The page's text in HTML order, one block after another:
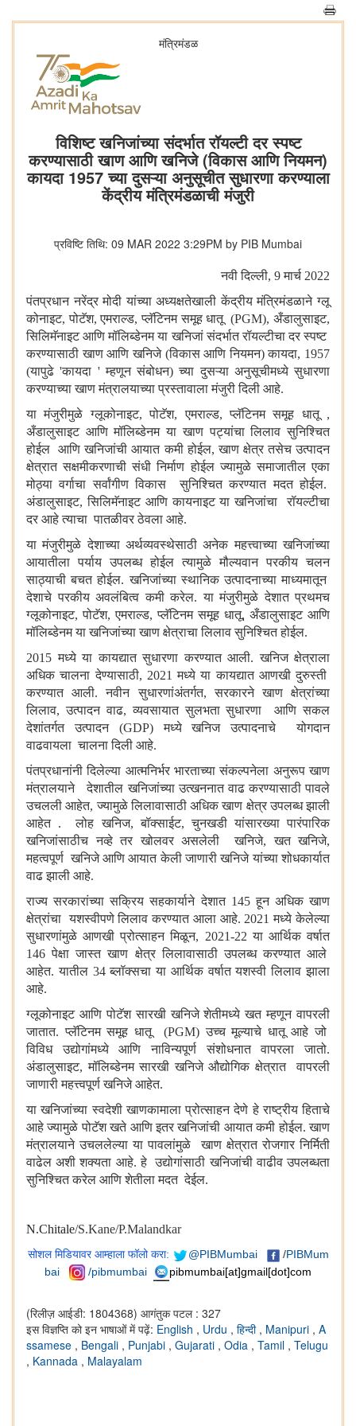
मंत्रिमंडळ
विशिष्ट खनिजांच्या संदर्भात रॉयल्टी दर स्पष्ट
करण्यासाठी खाण आणि खनिजे (विकास आणि नियमन)
कायदा 1957 च्या दुसऱ्या अनुसूचीत सुधारणा करण्याला
केंद्रीय मंत्रिमंडळाची मंजुरी
प्रविष्टि तिथि: 09 MAR 2022 3:29PM by PIB Mumbai
नवी दिल्ली, 9मार्च 2022
पंतप्रधान नरेंद्र मोदी यांच्या अध्यक्षतेखाली केंद्रीय मंत्रिमंडळाने ग्लू
कोनाइट,पोटॅश,एमराल्ड,प्लॅटिनम समूह धातू (PGM), अँडालुसाइट,
सिलिमॅनाइट आणि मॉलिब्डेनम या खनिजां संदर्भात रॉयल्टीचा दर स्पष्ट
करण्यासाठी खाण आणि खनिजे (विकास आणि नियमन) कायदा, 1957
(यापुढे'कायदा 'म्हणून संबोधन) च्या दुसऱ्याअनुसूचीमध्ये सुधारणा
करण्याच्या खाण मंत्रालयाच्या प्रस्तावाला मंजुरी दिली आहे.
या मंजुरीमुळे ग्लूकोनाइट,पोटॅश,एमराल्ड,प्लॅटिनम समूह धातू ,
अँडालुसाइट आणि मॉलिब्डेनम या खाण पट्यांचा लिलाव सुनिश्चित
होईल आणि खनिजांची आयात कमी होईल,खाण क्षेत्र तसेच उत्पादन
क्षेत्रात सक्षमीकरणाची संधी निर्माण होईल ज्यामुळे समाजातील एका
मोठ्या वर्गाचा सर्वांगीण विकास सुनिश्चित करण्यात मदत होईल.
अंडालुसाइट,सिलिमॅनाइट आणि कायनाइट या खनिजांचा रॉयल्टीचा
दर आहे त्याचा पातळीवर ठेवला आहे.
या मंजुरीमुळे देशाच्या अर्थव्यवस्थेसाठी अनेक महत्त्वाच्या खनिजांच्या
आयातीला पर्याय उपलब्ध होईल त्यामुळे मौल्यवान परकीय चलन
साठ्याची बचत होईल. खनिजांच्या स्थानिक उत्पादनाच्या माध्यमातून
देशाचे परकीय अवलंबित्व कमी करेल. या मंजुरीमुळे देशात प्रथमच
ग्लूकोनाइट,पोटॅश,एमराल्ड,प्लॅटिनम समूह धातू, अँडालुसाइट आणि
मॉलिब्डेनम या खनिजांच्या खाण क्षेत्राचा लिलाव सुनिश्चित होईल.
2015 मध्ये या कायद्यात सुधारणा करण्यात आली. खनिज क्षेत्राला
अधिक चालना देण्यासाठी, 2021 मध्ये या कायद्यात आणखी दुरुस्ती
करण्यात आली. नवीन सुधारणांअंतर्गत,सरकारने खाण क्षेत्रांच्या
लिलाव,उत्पादन वाढ,व्यवसायात सुलभता सुधारणा आणि सकल
देशांतर्गत उत्पादन (GDP)मध्ये खनिज उत्पादनाचे योगदान
वाढवायला चालना दिली आहे.
पंतप्रधानांनी दिलेल्या आत्मनिर्भर भारताच्या संकल्पनेला अनुरूप खाण
मंत्रालयाने देशातील खनिजांच्या उत्खननात वाढ करण्यासाठी पावले
उचलली आहेत,ज्यामुळे लिलावासाठी अधिक खाण क्षेत्र उपलब्ध झाली
आहेत . लोह खनिज,बॉक्साईट,चुनखडी यांसारख्या पारंपारिक
खनिजांसाठीच नव्हे तर खोलवर असलेली खनिजे,खत खनिजे,
महत्वपूर्ण खनिजे आणि आयात केली जाणारी खनिजे यांच्या शोधकार्यात
वाढ झाली आहे.
राज्य सरकारांच्या सक्रिय सहकार्याने देशात 145 हून अधिक खाण
क्षेत्रांचा यशस्वीपणे लिलाव करण्यात आला आहे. 2021 मध्ये केलेल्या
सुधारणांमुळे आणखी प्रोत्साहन मिळून, 2021-22 या आर्थिक वर्षात
146 पेक्षा जास्त खाण क्षेत्र लिलावासाठी उपलब्ध करण्यात आले
आहेत. यातील 34 ब्लॉक्सचा या आर्थिक वर्षात यशस्वी लिलाव झाला
आहे.
ग्लूकोनाइट आणि पोटॅश सारखी खनिजे शेतीमध्ये खत म्हणून वापरली
जातात. प्लॅटिनम समूह धातू (PGM)उच्च मूल्याचे धातू आहे जो
विविध उद्योगांमध्ये आणि नाविन्यपूर्ण संशोधनात वापरला जातो.
अंडालुसाइट,मॉलिब्डेनम सारखी खनिजे औद्योगिक क्षेत्रात वापरली
जाणारी महत्त्वपूर्ण खनिजे आहेत.
या खनिजांच्या स्वदेशी खाणकामाला प्रोत्साहन देणे हे राष्ट्रीय हिताचे
आहे ज्यामुळे पोटॅश खते आणि इतर खनिजांची आयात कमी होईल. खाण
मंत्रालयाने उचललेल्या या पावलांमुळे खाण क्षेत्रात रोजगार निर्मिती
वाढेल अशी शक्यता आहे. हे उद्योगांसाठी खनिजांची वाढीव उपलब्धता
सुनिश्चित करेल आणि शेतीला मदत देईल.
N.Chitale/S.Kane/P.Malandkar
सोशल मिडियावर आम्हाला फॉलो करा: @PIBMumbai /PIBMum
bai
/pibmumbai pibmumbai[at]gmail[dot]com
(रिलीज़ आईडी: 1804368) आगंतुक पटल : 327
इस विज्ञप्ति को इन भाषाओं में पढ़ें: English , Urdu , हिन्दी , Manipuri , A
ssamese , Bengali , Punjabi , Gujarati , Odia , Tamil , Telugu
, Kannada , Malayalam